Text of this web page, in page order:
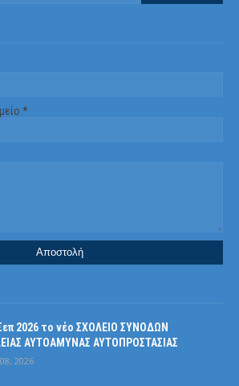
*
2026 το νέο ΣΧΟΛΕΙΟ ΣΥΝΟΔΩΝ
ΑΥΤΟΑΜΥΝΑΣ ΑΥΤΟΠΡΟΣΤΑΣΙΑΣ
2026